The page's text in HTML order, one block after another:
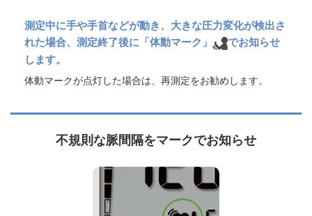
測定中に手や手首などが動き、大きな圧力変化が検出さ
れた場合、測定終了後に「体動マーク」
でお知らせ
します。
体動マークが点灯した場合は、再測定をお勧めします。
不規則な脈間隔をマークでお知らせ